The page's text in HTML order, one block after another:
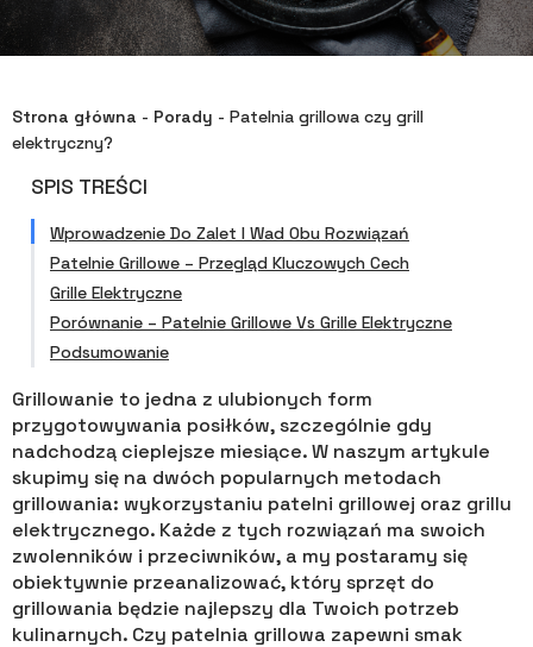
Strona główna - Porady - Patelnia grillowa czy grill
elektryczny?
SPIS TREŚCI
Wprowadzenie Do Zalet I Wad Obu Rozwiązań
Patelnie Grillowe – Przegląd Kluczowych Cech
Grille Elektryczne
Porównanie – Patelnie Grillowe Vs Grille Elektryczne
Podsumowanie
Grillowanie to jedna z ulubionych form
przygotowywania posiłków, szczególnie gdy
nadchodzą cieplejsze miesiące. W naszym artykule
skupimy się na dwóch popularnych metodach
grillowania: wykorzystaniu patelni grillowej oraz grillu
elektrycznego. Każde z tych rozwiązań ma swoich
zwolenników i przeciwników, a my postaramy się
obiektywnie przeanalizować, który sprzęt do
grillowania będzie najlepszy dla Twoich potrzeb
kulinarnych. Czy patelnia grillowa zapewni smak